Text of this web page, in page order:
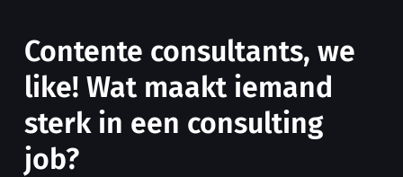
Contente consultants, we
like! Wat maakt iemand
sterk in een consulting
job?